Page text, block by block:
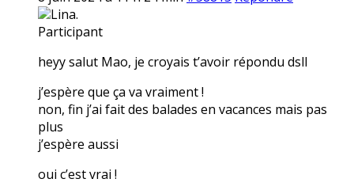
Lina.
Participant
heyy salut Mao, je croyais t’avoir répondu dsll
j’espère que ça va vraiment !
non, fin j’ai fait des balades en vacances mais pas
plus
j’espère aussi
oui c’est vrai !